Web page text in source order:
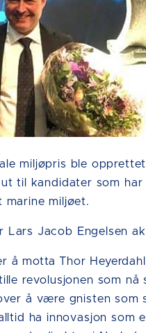
miljøpris ble
ut til kandidater som
miljøet.
Lars Jacob Engelsen
motta Thor
revolusjonen som
å være gnisten som
ha innovasjon som